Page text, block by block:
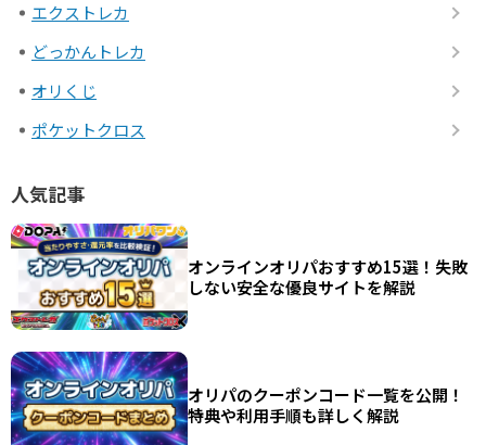
エクストレカ
どっかんトレカ
オリくじ
ポケットクロス
人気記事
オンラインオリパおすすめ15選！失敗
しない安全な優良サイトを解説
オリパのクーポンコード一覧を公開！
特典や利用手順も詳しく解説